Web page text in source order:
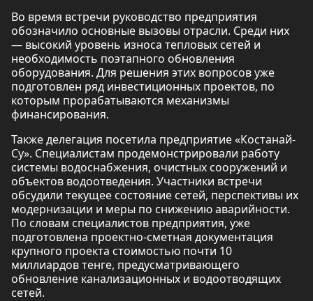
Во время встречи руководство предприятия
обозначило основные вызовы отрасли. Среди них
— высокий уровень износа тепловых сетей и
необходимость поэтапного обновления
оборудования. Для решения этих вопросов уже
подготовлен ряд инвестиционных проектов, по
которым прорабатываются механизмы
финансирования.
Также делегация посетила предприятие «Костанай-
Су». Специалистам продемонстрировали работу
системы водоснабжения, очистных сооружений и
объектов водоотведения. Участники встречи
обсудили текущее состояние сетей, перспективы их
модернизации и меры по снижению аварийности.
По словам специалистов предприятия, уже
подготовлена проектно-сметная документация
крупного проекта стоимостью почти 10
миллиардов тенге, предусматривающего
обновление канализационных и водоотводящих
сетей.